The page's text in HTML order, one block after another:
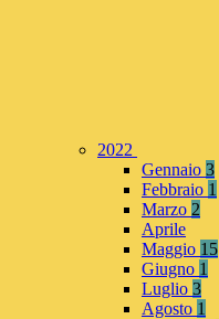
2022
Gennaio 3
Febbraio 1
Marzo 2
Aprile
Maggio 15
Giugno 1
Luglio 3
Agosto 1